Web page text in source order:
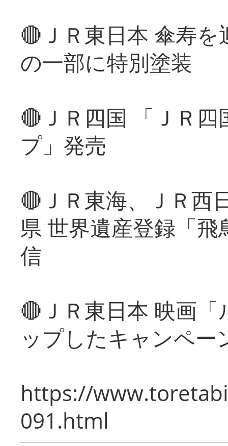
🔴ＪＲ東日本 傘寿
の一部に特別塗装
🔴ＪＲ四国 「ＪＲ
プ」発売
🔴ＪＲ東海、ＪＲ西
県 世界遺産登録「
信
🔴ＪＲ東日本 映画
ップしたキャンペー
https://
091.html